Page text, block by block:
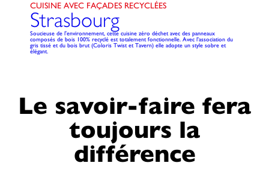
CUISINE AVEC FAÇADES RECYCLÉES
Strasbourg
Soucieuse de l'environnement, cette cuisine zéro déchet avec des panneaux
composés de bois 100% recyclé est totalement fonctionnelle. Avec l'association du
gris tissé et du bois brut (Coloris Twist et Tavern) elle adopte un style sobre et
élégant.
Le savoir-faire fera
toujours la
différence